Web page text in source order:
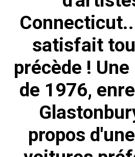
satisfait
précède ! Une
de 1976,
propos